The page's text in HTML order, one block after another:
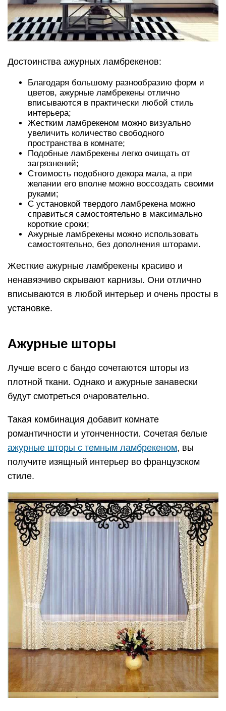
Достоинства ажурных ламбрекенов:
Благодаря большому разнообразию форм и
цветов, ажурные ламбрекены отлично
вписываются в практически любой стиль
интерьера;
Жестким ламбрекеном можно визуально
увеличить количество свободного
пространства в комнате;
Подобные ламбрекены легко очищать от
загрязнений;
Стоимость подобного декора мала, а при
желании его вполне можно воссоздать своими
руками;
С установкой твердого ламбрекена можно
справиться самостоятельно в максимально
короткие сроки;
Ажурные ламбрекены можно использовать
самостоятельно, без дополнения шторами.
Жесткие ажурные ламбрекены красиво и
ненавязчиво скрывают карнизы. Они отлично
вписываются в любой интерьер и очень просты в
установке.
Ажурные шторы
Лучше всего с бандо сочетаются шторы из
плотной ткани. Однако и ажурные занавески
будут смотреться очаровательно.
Такая комбинация добавит комнате
романтичности и утонченности. Сочетая белые
ажурные шторы с темным ламбрекеном, вы
получите изящный интерьер во французском
стиле.